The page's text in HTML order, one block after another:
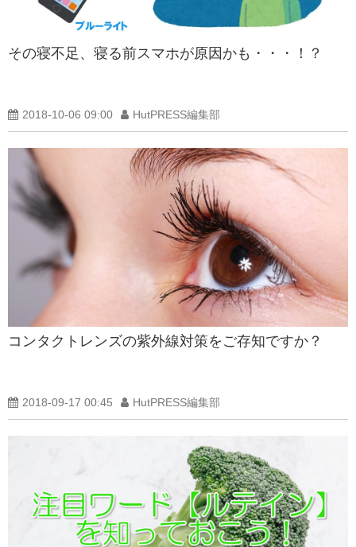
その寝不足、寝る前スマホが原因かも・・・！？
2018-10-06 09:00 HutPRESS編集部
コンタクトレンズの紫外線対策をご存知ですか？
2018-09-17 00:45 HutPRESS編集部